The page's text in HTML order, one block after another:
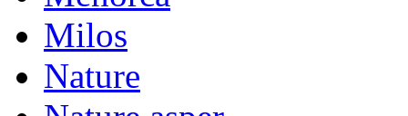
Milos
Nature